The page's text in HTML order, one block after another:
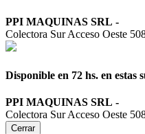
PPI MAQUINAS SRL -
Colectora Sur Acceso Oeste
Disponible en 72 hs. en estas
PPI MAQUINAS SRL -
Colectora Sur Acceso Oeste
Cerrar